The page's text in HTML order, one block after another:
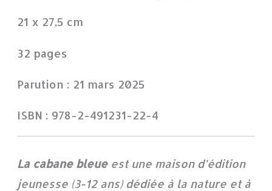
21 x 27,5 cm
32 pages
Parution : 21 mars 2025
ISBN : 978-2-491231-22-4
La cabane bleueest une maison d’édition
jeunesse (3-12 ans) dédiée à la nature et à